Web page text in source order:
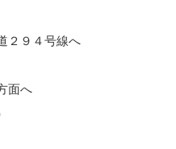
２９４号線へ
面へ